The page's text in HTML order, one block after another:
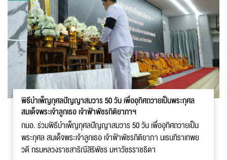
พิธีบำเพ็ญกุศลปัญญาสมวาร 50 วัน เพื่ออุทิศถวายเป็นพระกุศล
สมเด็จพระเจ้าลูกเธอ เจ้าฟ้าพัชรกิติยาภาฯ
กนอ. ร่วมพิธีบำเพ็ญกุศลปัญญาสมวาร 50 วัน เพื่ออุทิศถวายเป็น
พระกุศล สมเด็จพระเจ้าลูกเธอ เจ้าฟ้าพัชรกิติยาภา นเรนทิราเทพย
วดี กรมหลวงราชสาริณีสิริพัชร มหาวัชรราชธิดา